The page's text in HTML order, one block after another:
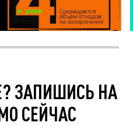
ЗАПИШИСЬ НА
СЕЙЧАС